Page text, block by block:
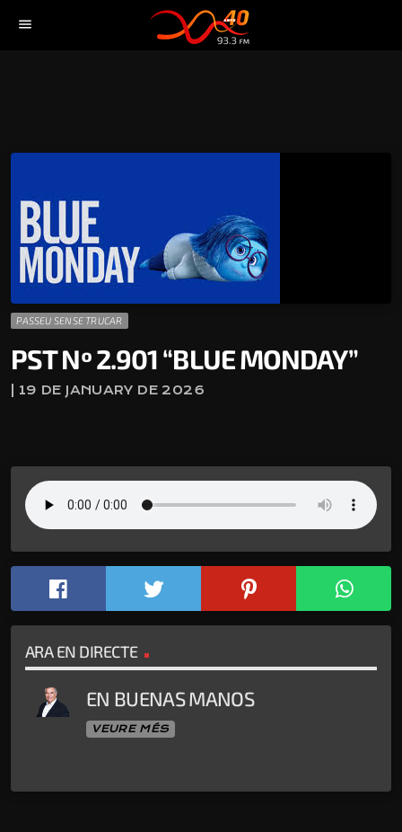
menu
PASSEU SENSE TRUCAR
PST Nº 2.901 “BLUE MONDAY”
| 19 DE JANUARY DE 2026
ARA EN DIRECTE
EN BUENAS MANOS
VEURE MÉS